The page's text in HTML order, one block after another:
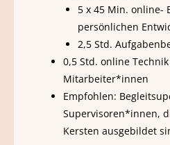
5 x 45 Min. online-
persönlichen
2,5 Std.
0,5 Std. online
Mitarbeiter*innen
Empfohlen:
Supervisoren*innen,
Kersten ausgebildet